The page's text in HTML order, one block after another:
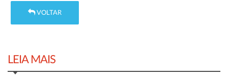
VOLTAR
LEIA MAIS